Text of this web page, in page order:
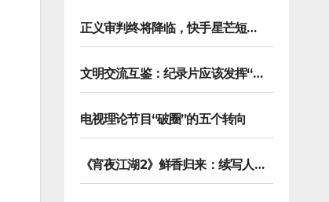
正义审判终将降临，快手星芒短剧《黑桃四姐妹》彰显治愈内核
文明交流互鉴：纪录片应该发挥“马可波罗”的作用
电视理论节目“破圈”的五个转向
《宵夜江湖2》鲜香归来：续写人类学视野下的烟火漫游记